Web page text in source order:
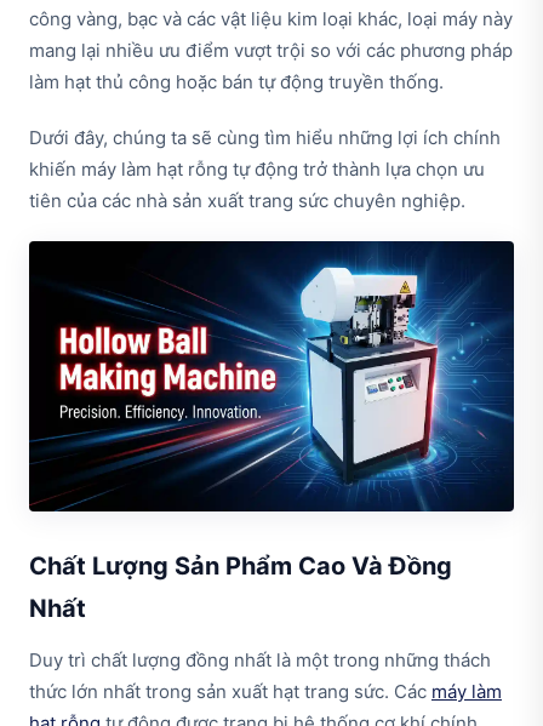
công vàng, bạc và các vật liệu kim loại khác, loại máy này
mang lại nhiều ưu điểm vượt trội so với các phương pháp
làm hạt thủ công hoặc bán tự động truyền thống.
Dưới đây, chúng ta sẽ cùng tìm hiểu những lợi ích chính
khiến máy làm hạt rỗng tự động trở thành lựa chọn ưu
tiên của các nhà sản xuất trang sức chuyên nghiệp.
Chất Lượng Sản Phẩm Cao Và Đồng
Nhất
Duy trì chất lượng đồng nhất là một trong những thách
thức lớn nhất trong sản xuất hạt trang sức. Các máy làm